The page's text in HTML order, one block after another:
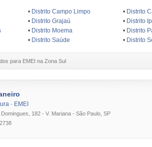
• Distrito Campo Limpo • Distrito
• Distrito Grajaú • Distrito
• Distrito Moema • Distrito
• Distrito Saúde • Distrito
para EMEI na Zona Sul
- EMEI
182 - V. Mariana - São Paulo, SP